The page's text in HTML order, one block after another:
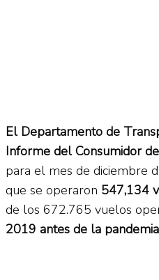
El Departamento de
Informe del Consumidor
para el mes de diciembre
que se operaron 547,134
de los 672.765 vuelos
2019 antes de la